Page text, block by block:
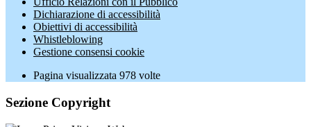
Dichiarazione di accessibilità
Obiettivi di accessibilità
Whistleblowing
Gestione consensi cookie
Pagina visualizzata 978 volte
Sezione Copyright